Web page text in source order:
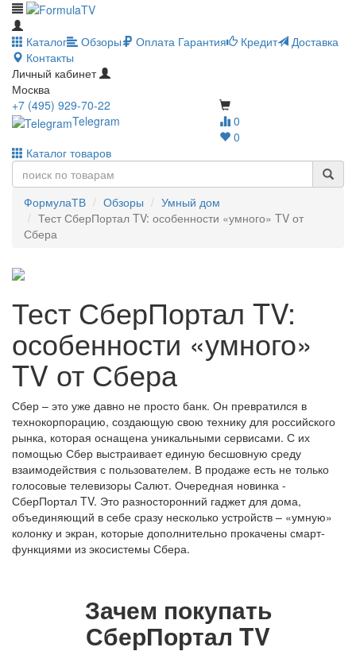
Каталог Обзоры Оплата Гарантия Кредит
Доставка
Контакты
Личный кабинет
Москва
0
0
+7 (495) 929-70-22
Telegram
Каталог товаров
ФормулаТВ Обзоры
Умный дом
Тест СберПортал TV: особенности «умного» TV от
Сбера
Тест СберПортал TV:
особенности «умного»
TV от Сбера
Сбер – это уже давно не просто банк. Он превратился в
технокорпорацию, создающую свою технику для российского
рынка, которая оснащена уникальными сервисами. С их
помощью Сбер выстраивает единую бесшовную среду
взаимодействия с пользователем. В продаже есть не только
голосовые телевизоры Салют. Очередная новинка -
СберПортал TV. Это разносторонний гаджет для дома,
объединяющий в себе сразу несколько устройств – «умную»
колонку и экран, которые дополнительно прокачены смарт-
функциями из экосистемы Сбера.
Зачем покупать
СберПортал TV